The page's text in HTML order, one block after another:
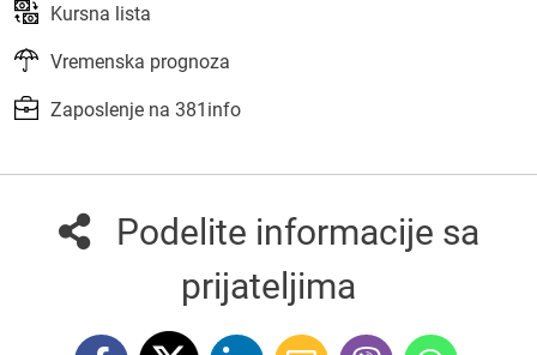
Kursna lista
Vremenska prognoza
Zaposlenje na 381info
Podelite informacije sa
prijateljima